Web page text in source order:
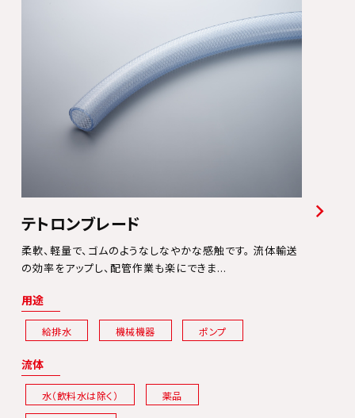
テトロンブレード
柔軟、軽量で、ゴムのようなしなやかな感触です。 流体輸送
の効率をアップし、配管作業も楽にできま...
用途
給排水 機械機器 ポンプ
流体
水（飲料水は除く） 薬品